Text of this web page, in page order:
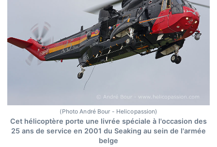
(Photo André Bour - Helicopassion)
Cet hélicoptère porte une livrée spéciale à l'occasion des
25 ans de service en 2001 du Seaking au sein de l'armée
belge